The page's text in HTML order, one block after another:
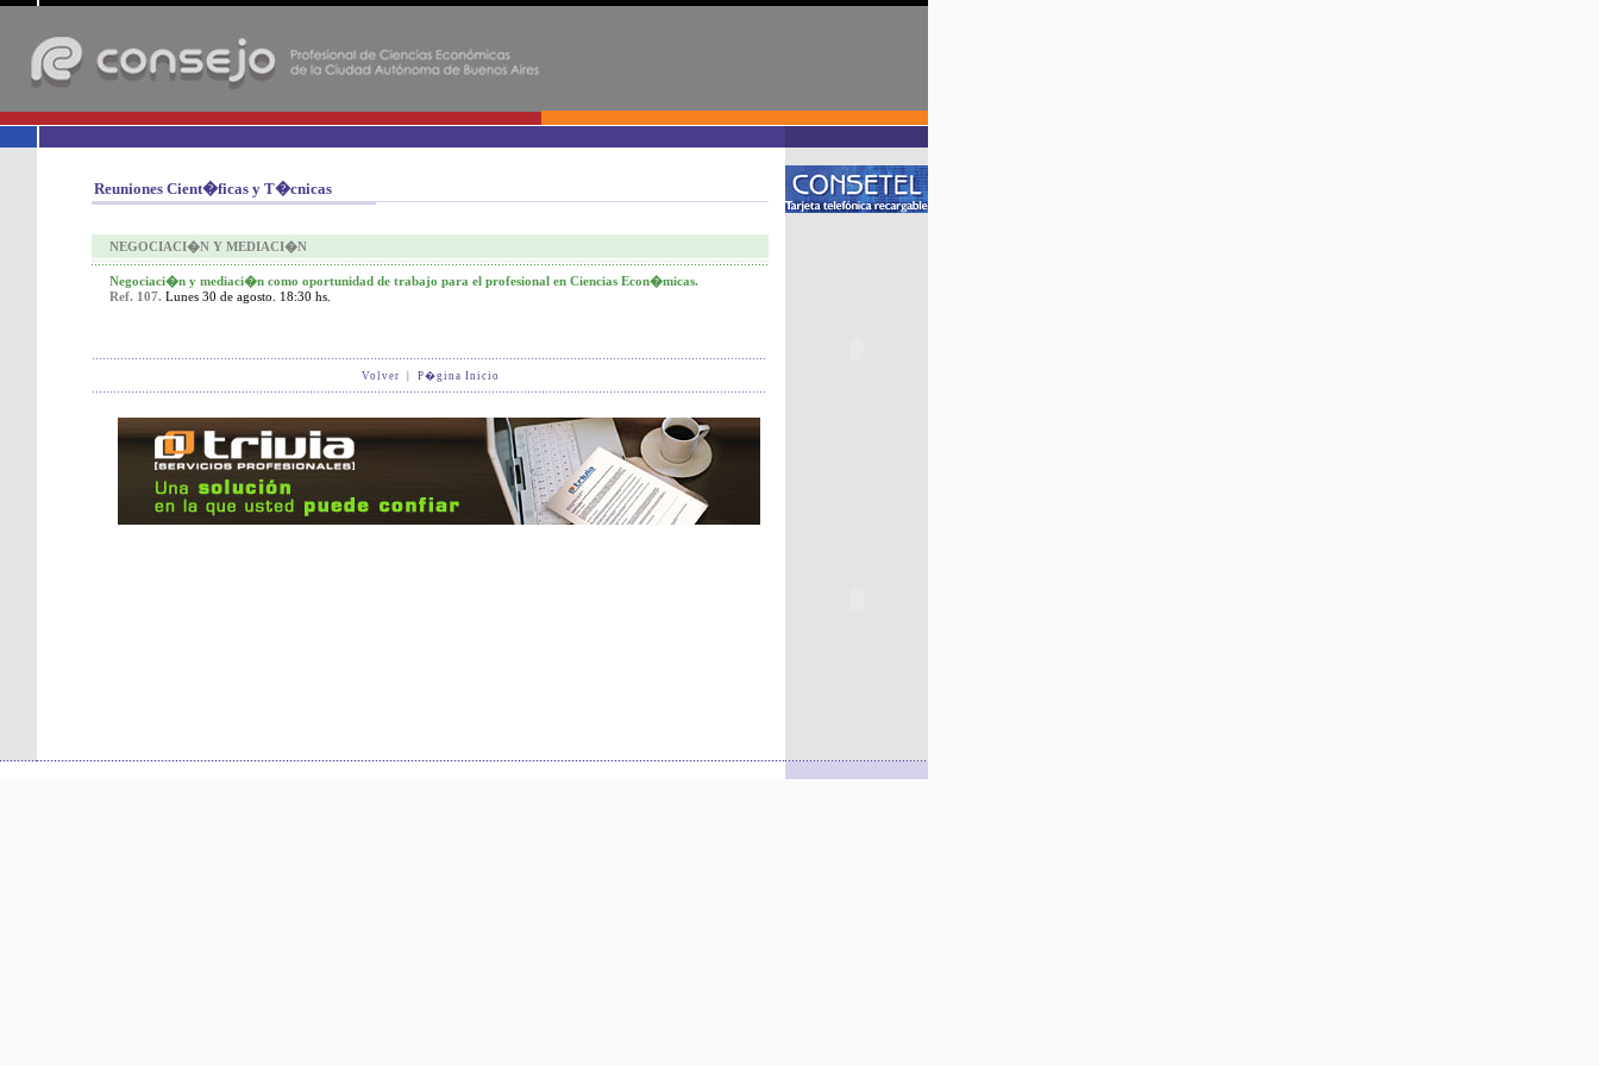
Reuniones Cient�ficas y T�cnicas
NEGOCIACI�N Y MEDIACI�N
Negociaci�n y mediaci�n como oportunidad de trabajo para el profesional en Ciencias Econ�micas.
Ref. 107. Lunes 30 de agosto. 18:30 hs.
Volver P�gina Inicio